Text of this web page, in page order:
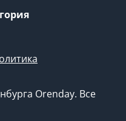
Orenday. Все